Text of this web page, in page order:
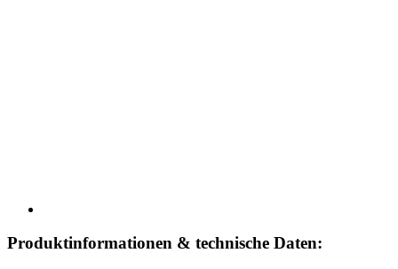
Produktinformationen & technische Daten: